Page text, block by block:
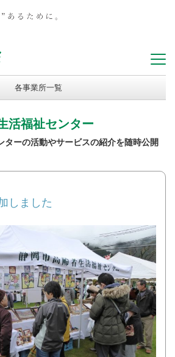
各事業所一覧
活福祉センター
ターの活動やサービスの紹介を随時公開
しました